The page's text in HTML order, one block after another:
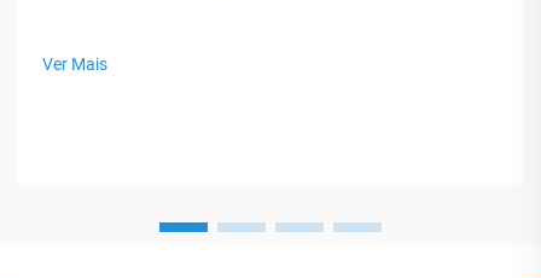
Ver Mais